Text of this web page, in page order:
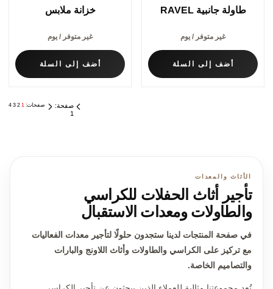
طاولة جانبية RAVEL
غير متوفر / يوم
أضف إلى السلة
خزانة ملابس
غير متوفر / يوم
أضف إلى السلة
صفحة:
1
صفحات: 1
2
3
4
الأثاث والمعدات
تأجير أثاث الحفلات للكراسي
والطاولات ومعدات الاستقبال
في صفحة المنتجات لدينا ستجدون حلولًا لتأجير معدات الفعاليات
مع تركيز على الكراسي والطاولات وأثاث اللاونج والبارات
والتصاميم الخاصة.